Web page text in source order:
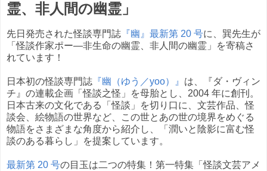
霊、非人間の幽霊」
先日発売された怪談専門誌 『幽』最新第 20 号に、巽先生が
「怪談作家ポー—非生命の幽霊、非人間の幽霊」を寄稿さ
れています！
日本初の怪談専門誌 『幽（ゆう／yoo）』 は、『ダ・ヴィン
チ』の連載企画「怪談之怪」を母胎とし、2004 年に創刊。
日本古来の文化である「怪談」を切り口に、文芸作品、怪
談会、絵物語の世界など、この世とあの世の境界をめぐる
物語をさまざまな角度から紹介し、「潤いと陰影に富む怪
談のある暮らし」を提案しています。
最新第 20 号の目玉は二つの特集！第一特集「怪談文芸アメ